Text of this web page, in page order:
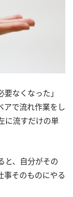
なくなった」
アで流れ作業をし
に流すだけの単
と、自分がその
事そのものにやる